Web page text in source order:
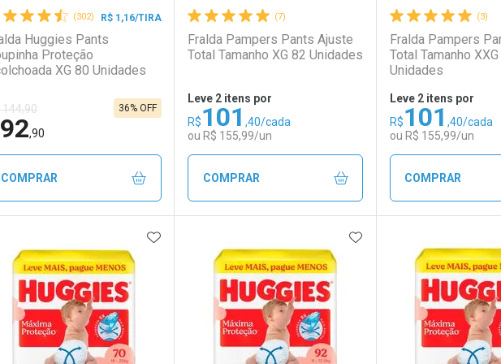
(302) R$ 1,16/TIRA
Huggies Pants
Proteção
XG 80 Unidades
144,90
92,90
36% OFF
COMPRAR
FECHAR
FECHAR
Menos
(7)
Fralda Pampers Pants Ajuste
Total Tamanho XG 82 Unidades
Leve 2 itens por
R$101 ,40/cada
ou R$ 155,99/un
COMPRAR
FECHAR
Laboratório
FECHAR
Por Menos
(3)
Fralda Pampers
Total Tamanho
Unidades
Leve 2 itens por
R$101 ,40/cada
ou R$ 155,99/un
COMPRAR
Laboratório
Por Menos
ADICIONAR AOS FAVORITOS ADICIONAR AOS
TERMO DIGITADO